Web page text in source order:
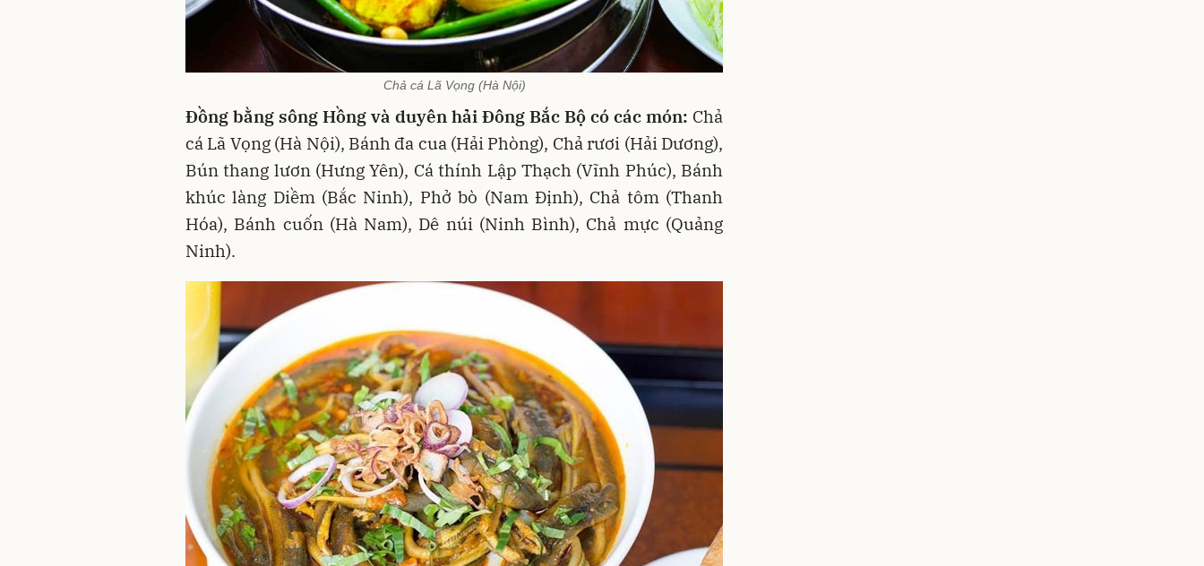
Chả cá Lã Vọng (Hà Nội)
Đồng bằng sông Hồng và duyên hải Đông Bắc Bộ có các món: Chả
cá Lã Vọng (Hà Nội), Bánh đa cua (Hải Phòng), Chả rươi (Hải Dương),
Bún thang lươn (Hưng Yên), Cá thính Lập Thạch (Vĩnh Phúc), Bánh
khúc làng Diềm (Bắc Ninh), Phở bò (Nam Định), Chả tôm (Thanh
Hóa), Bánh cuốn (Hà Nam), Dê núi (Ninh Bình), Chả mực (Quảng
Ninh).